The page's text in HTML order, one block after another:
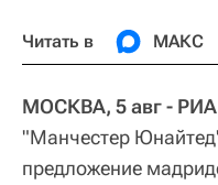
Читать в МАКС
МОСКВА, 5 авг -
"Манчестер
предложение